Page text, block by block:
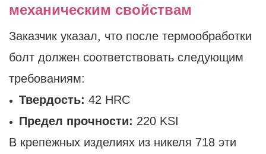
механическим свойствам
Заказчик указал, что после термообработки
болт должен соответствовать следующим
требованиям:
Твердость: 42 HRC
Предел прочности: 220 KSI
В крепежных изделиях из никеля 718 эти